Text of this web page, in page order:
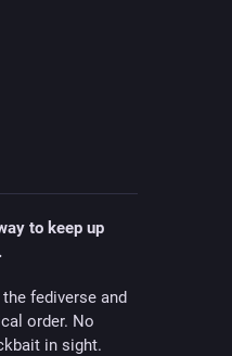
to keep up
fediverse and
order. No
in sight.